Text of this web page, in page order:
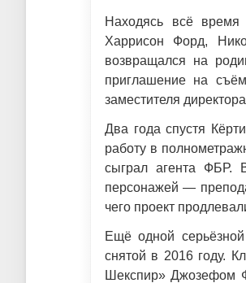
Находясь всё
Харрисон Форд,
возвращался на
приглашение на
заместителя
Два года спустя
работу в
сыграл агента ФБР.
персонажей —
чего проект
Ещё одной
снятой в 2016 году.
Шекспир» Джозефом